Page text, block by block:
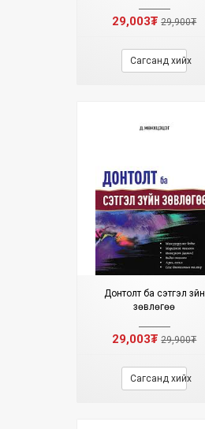
29,003₮29,900₮
Сагсанд хийх
Донтолт ба сэтгэл зүйн
зөвлөгөө
29,003₮29,900₮
Сагсанд хийх